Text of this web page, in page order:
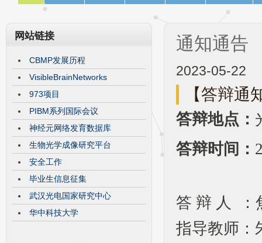
网站链接
CBMP发展历程
VisibleBrainNetworks
973项目
PIBM系列国际会议
神经元网络发育数据库
生物光学成像研究平台
安全工作
毕业生信息征集
武汉光电国家研究中心
华中科技大学
通知通告
2023-05-22
【答辩通
答辩地点：
答辩时间：
答 辩 人 ：
指导教师：